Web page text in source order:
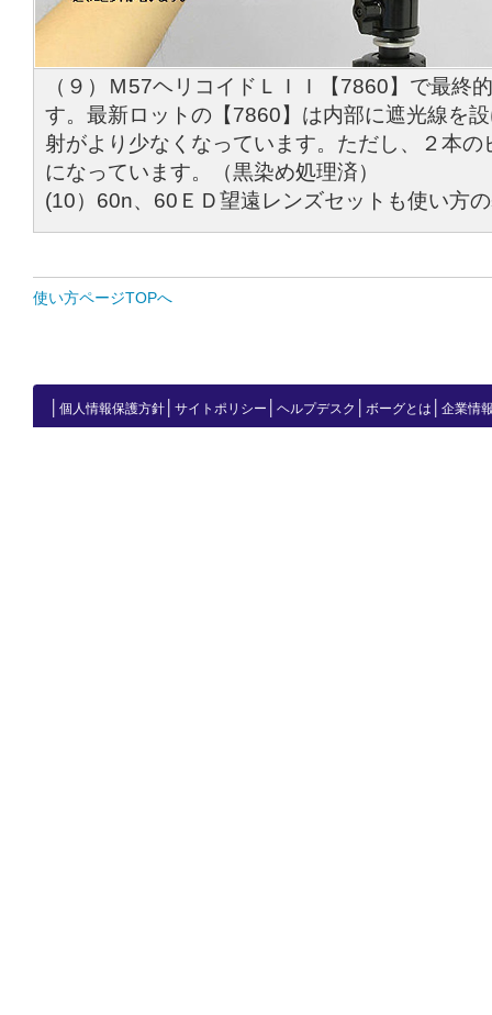
（９）Ｍ57ヘリコイドＬＩＩ【7860】で最終
す。最新ロットの【7860】は内部に遮光線を
射がより少なくなっています。ただし、２本
になっています。（黒染め処理済）
(10）60n、60ＥＤ望遠レンズセットも使い方
使い方ページTOPへ
個人情報保護方針 サイトポリシー ヘルプデスク ボーグとは 企業情